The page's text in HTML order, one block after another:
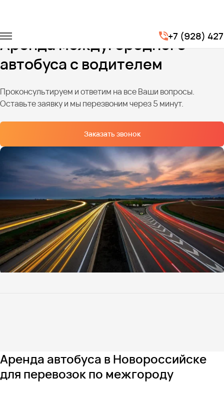
+7 (928)
Перевозки по межгороду
Аренда междугороднего
автобуса с водителем
Проконсультируем и ответим на все Ваши вопросы.
Оставьте заявку и мы перезвоним через 5 минут.
Заказать звонок
Аренда автобуса в Новороссийске
для перевозок по межгороду